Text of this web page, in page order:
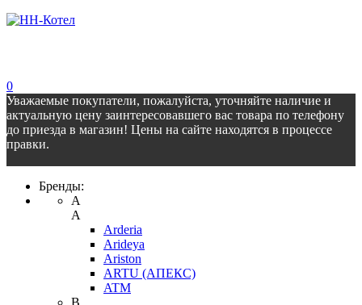
0
Уважаемые покупатели, пожалуйста, уточняйте наличие и
актуальную цену заинтересовавшего вас товара по телефону
до приезда в магазин! Цены на сайте находятся в процессе
правки.
Бренды:
A
A
Arderia
Arideya
Ariston
ARTU (АПЕКС)
ATM
B